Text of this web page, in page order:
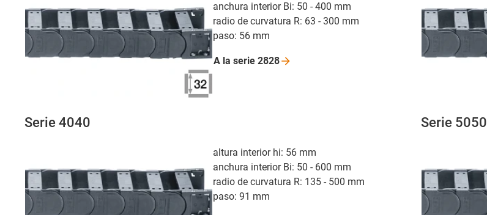
anchura interior Bi: 50 - 400 mm
radio de curvatura R: 63 - 300 mm
paso: 56 mm
A la serie 2828
Serie 4040
altura interior hi: 56 mm
anchura interior Bi: 50 - 600 mm
radio de curvatura R: 135 - 500 mm
paso: 91 mm
Serie 5050